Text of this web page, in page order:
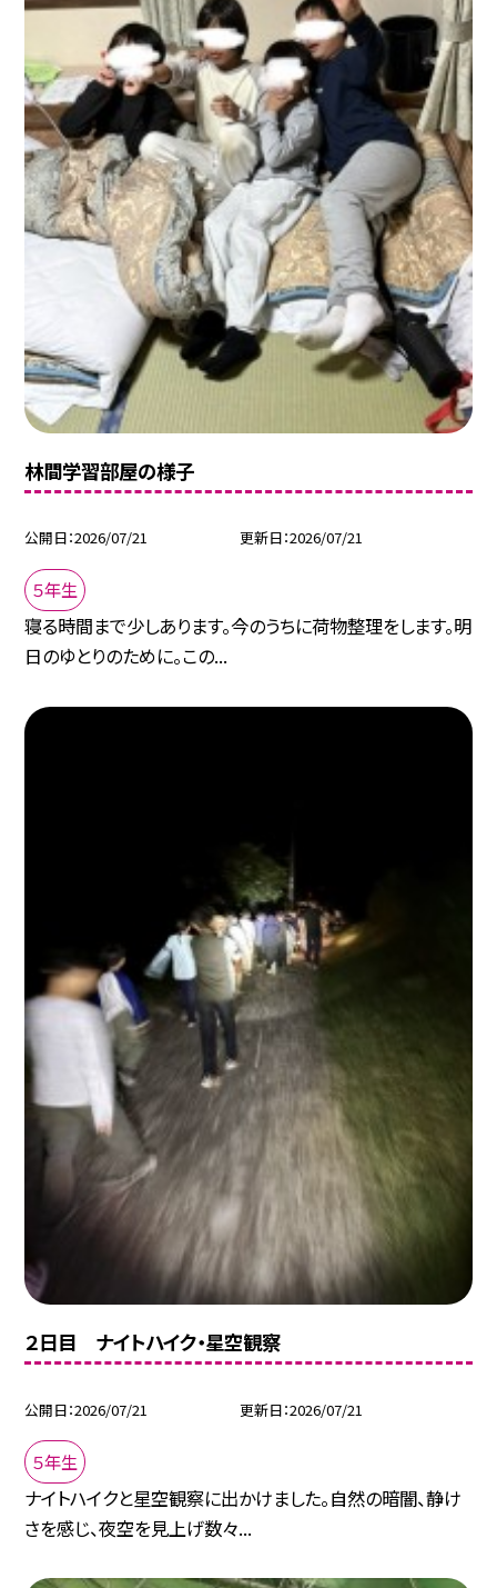
林間学習部屋の様子
公開日 2026/07/21 更新日 2026/07/21
５年生
寝る時間まで少しあります。今のうちに荷物整理をします。明
日のゆとりのために。この...
２日目 ナイトハイク・星空観察
公開日 2026/07/21 更新日 2026/07/21
５年生
ナイトハイクと星空観察に出かけました。自然の暗闇、静け
さを感じ、夜空を見上げ数々...